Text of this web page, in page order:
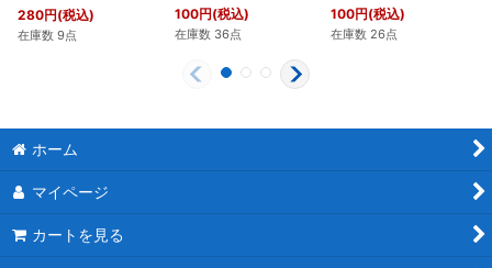
280円(税込)
在庫数 9点
100円(税込)
在庫数 36点
100円(税込)
在庫数 26点
ホーム
マイページ
カートを見る